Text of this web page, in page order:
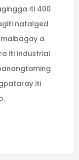
iti 400
natalged
a
iti industrial
iti